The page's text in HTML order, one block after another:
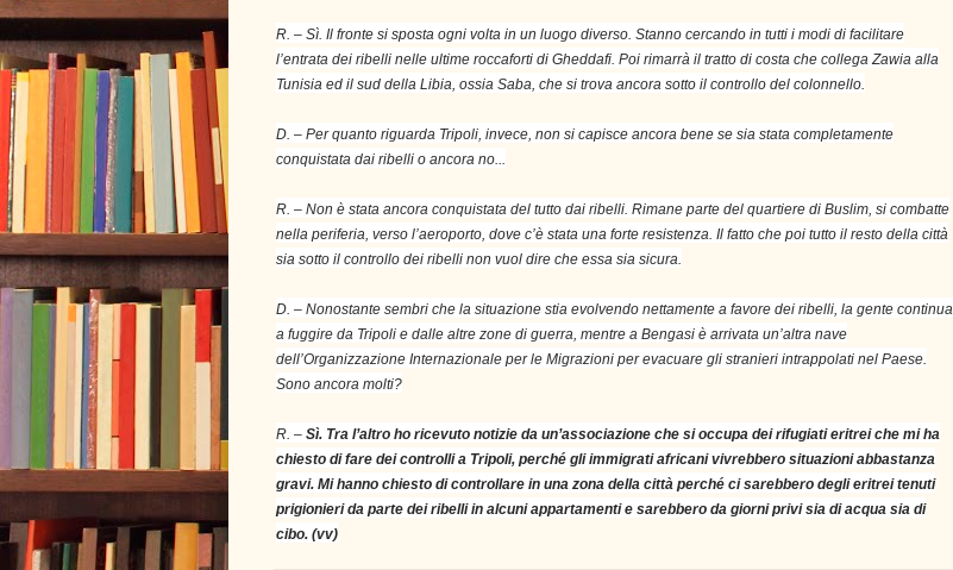
R. – Sì. Il fronte si sposta ogni volta in un luogo diverso. Stanno cercando in tutti i modi di facilitare
l’entrata dei ribelli nelle ultime roccaforti di Gheddafi. Poi rimarrà il tratto di costa che collega Zawia alla
Tunisia ed il sud della Libia, ossia Saba, che si trova ancora sotto il controllo del colonnello.
D. – Per quanto riguarda Tripoli, invece, non si capisce ancora bene se sia stata completamente
conquistata dai ribelli o ancora no...
R. – Non è stata ancora conquistata del tutto dai ribelli. Rimane parte del quartiere di Buslim, si combatte
nella periferia, verso l’aeroporto, dove c’è stata una forte resistenza. Il fatto che poi tutto il resto della città
sia sotto il controllo dei ribelli non vuol dire che essa sia sicura.
D. – Nonostante sembri che la situazione stia evolvendo nettamente a favore dei ribelli, la gente continua
a fuggire da Tripoli e dalle altre zone di guerra, mentre a Bengasi è arrivata un’altra nave
dell’Organizzazione Internazionale per le Migrazioni per evacuare gli stranieri intrappolati nel Paese.
Sono ancora molti?
R. – Sì. Tra l’altro ho ricevuto notizie da un’associazione che si occupa dei rifugiati eritrei che mi ha
chiesto di fare dei controlli a Tripoli, perché gli immigrati africani vivrebbero situazioni abbastanza
gravi. Mi hanno chiesto di controllare in una zona della città perché ci sarebbero degli eritrei tenuti
prigionieri da parte dei ribelli in alcuni appartamenti e sarebbero da giorni privi sia di acqua sia di
cibo. (vv)